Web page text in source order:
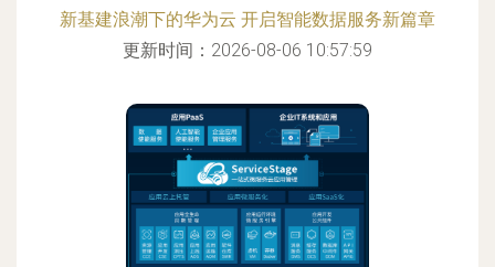
新基建浪潮下的华为云 开启智能数据服务新篇章
更新时间：2026-08-06 10:57:59